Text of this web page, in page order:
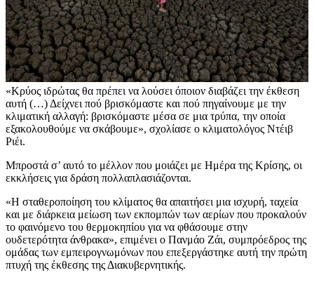
«Κρύος ιδρώτας θα πρέπει να λούσει όποιον διαβάζει την έκθεση
αυτή (…) Δείχνει πού βρισκόμαστε και πού πηγαίνουμε με την
κλιματική αλλαγή: βρισκόμαστε μέσα σε μια τρύπα, την οποία
εξακολουθούμε να σκάβουμε», σχολίασε ο κλιματολόγος Ντέιβ
Ριέι.
Μπροστά σ’ αυτό το μέλλον που μοιάζει με Ημέρα της Κρίσης, οι
εκκλήσεις για δράση πολλαπλασιάζονται.
«Η σταθεροποίηση του κλίματος θα απαιτήσει μια ισχυρή, ταχεία
και με διάρκεια μείωση των εκπομπών των αερίων που προκαλούν
το φαινόμενο του θερμοκηπίου για να φθάσουμε στην
ουδετερότητα άνθρακα», επιμένει ο Πανμάο Ζάι, συμπρόεδρος της
ομάδας των εμπειρογνωμόνων που επεξεργάστηκε αυτή την πρώτη
πτυχή της έκθεσης της Διακυβερνητικής.